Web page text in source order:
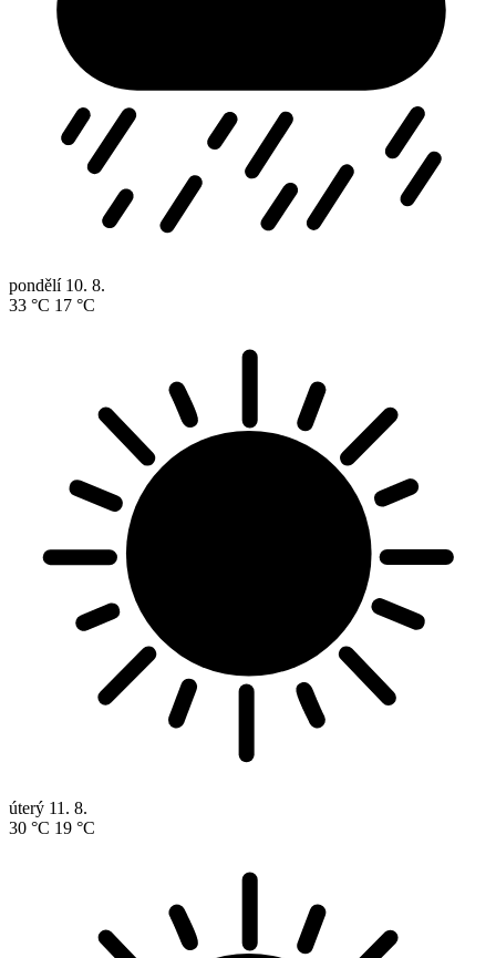
pondělí 10. 8.
33 °C 17 °C
úterý 11. 8.
30 °C 19 °C